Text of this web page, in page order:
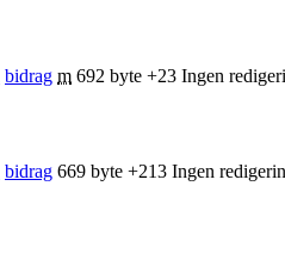
bidrag m 692 byte +23 Ingen
bidrag 669 byte +213 Ingen